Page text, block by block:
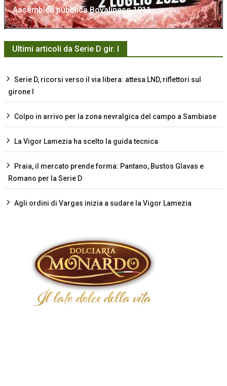
Assemblea pubblica Bovalinese 1911
Ultimi articoli da Serie D gir. I
Serie D, ricorsi verso il via libera: attesa LND, riflettori sul
girone I
Colpo in arrivo per la zona nevralgica del campo a Sambiase
La Vigor Lamezia ha scelto la guida tecnica
Praia, il mercato prende forma: Pantano, Bustos Glavas e
Romano per la Serie D
Agli ordini di Vargas inizia a sudare la Vigor Lamezia